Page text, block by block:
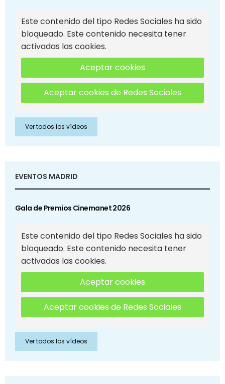
Este contenido del tipo Redes Sociales ha sido
bloqueado. Este contenido necesita tener
activadas las cookies.
Aceptar cookies
Aceptar cookies de Redes Sociales
Ver todos los vídeos
EVENTOS MADRID
Gala de Premios Cinemanet 2026
Este contenido del tipo Redes Sociales ha sido
bloqueado. Este contenido necesita tener
activadas las cookies.
Aceptar cookies
Aceptar cookies de Redes Sociales
Ver todos los vídeos